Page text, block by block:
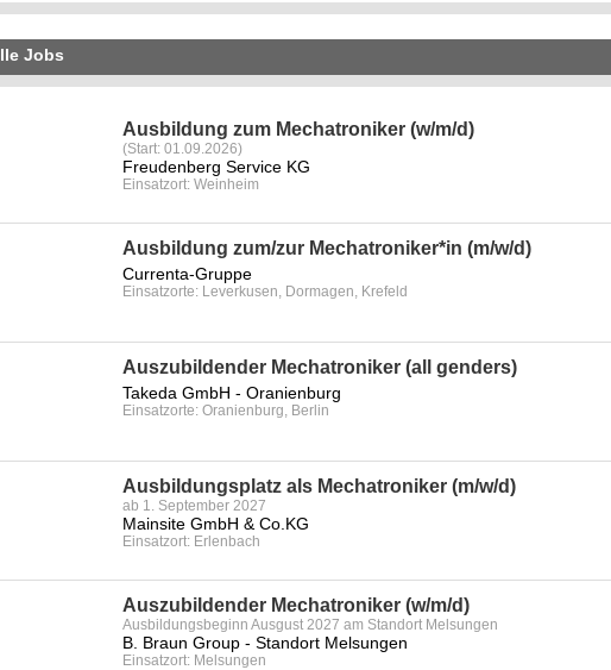
Jobs
Ausbildung zum Mechatroniker (w/m/d)
(Start: 01.09.2026)
Freudenberg Service KG
Einsatzort: Weinheim
Ausbildung zum/zur Mechatroniker*in (m/w/d)
Currenta-Gruppe
Einsatzorte: Leverkusen, Dormagen, Krefeld
Auszubildender Mechatroniker (all genders)
Takeda GmbH - Oranienburg
Einsatzorte: Oranienburg, Berlin
Ausbildungsplatz als Mechatroniker (m/w/d)
ab 1. September 2027
Mainsite GmbH & Co.KG
Einsatzort: Erlenbach
Auszubildender Mechatroniker (w/m/d)
Ausbildungsbeginn Ausgust 2027 am Standort Melsungen
B. Braun Group - Standort Melsungen
Einsatzort: Melsungen